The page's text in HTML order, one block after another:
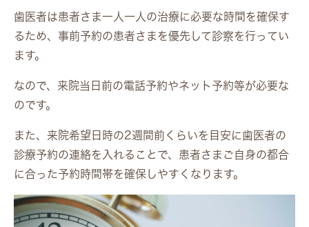
歯医者は患者さま一人一人の治療に必要な時間を確保す
るため、事前予約の患者さまを優先して診察を行ってい
ます。
なので、来院当日前の電話予約やネット予約等が必要な
のです。
また、来院希望日時の2週間前くらいを目安に歯医者の
診療予約の連絡を入れることで、患者さまご自身の都合
に合った予約時間帯を確保しやすくなります。